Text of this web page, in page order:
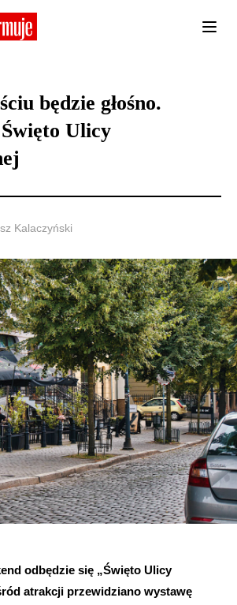
będzie głośno.
Ulicy
Kalaczyński
odbędzie się „Święto Ulicy
atrakcji przewidziano wystawę